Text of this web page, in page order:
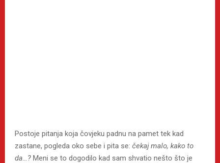
Postoje pitanja koja čovjeku padnu na pamet tek kad
zastane, pogleda oko sebe i pita se: čekaj malo, kako to
da…? Meni se to dogodilo kad sam shvatio nešto što je